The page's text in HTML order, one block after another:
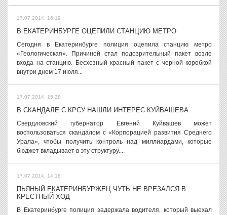
17.07.2014, 16:19
В ЕКАТЕРИНБУРГЕ ОЦЕПИЛИ СТАНЦИЮ МЕТРО
Сегодня в Екатеринбурге полиция оцепила станцию метро
«Геологическая». Причиной стал подозрительный пакет возле
входа на станцию. Бесхозный красный пакет с черной коробкой
внутри днем 17 июля...
17.07.2014, 15:28
В СКАНДАЛЕ С КРСУ НАШЛИ ИНТЕРЕС КУЙВАШЕВА
Свердловский губернатор Евгений Куйвашев может
воспользоваться скандалом с «Корпорацией развития Среднего
Урала», чтобы получить контроль над миллиардами, которые
бюджет вкладывает в эту структуру....
17.07.2014, 14:16
ПЬЯНЫЙ ЕКАТЕРИНБУРЖЕЦ ЧУТЬ НЕ ВРЕЗАЛСЯ В
КРЕСТНЫЙ ХОД
В Екатеринбурге полиция задержала водителя, который выехал